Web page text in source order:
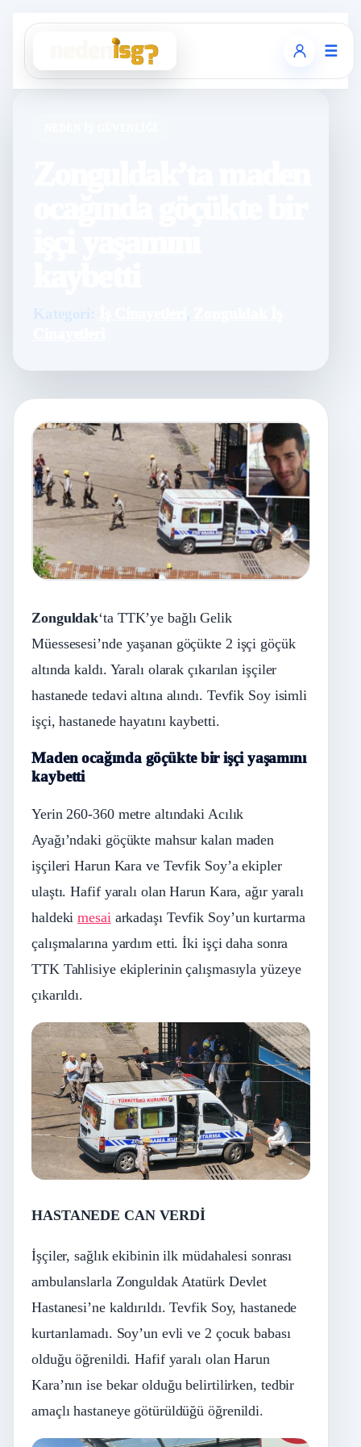
☰
Kategori: ,
Zonguldak‘ta TTK’ye bağlı Gelik
Müessesesi’nde yaşanan göçükte 2 işçi göçük
altında kaldı. Yaralı olarak çıkarılan işçiler
hastanede tedavi altına alındı. Tevfik Soy isimli
işçi, hastanede hayatını kaybetti.
Maden ocağında göçükte bir işçi yaşamını
kaybetti
Yerin 260-360 metre altındaki Acılık
Ayağı’ndaki göçükte mahsur kalan maden
işçileri Harun Kara ve Tevfik Soy’a ekipler
ulaştı. Hafif yaralı olan Harun Kara, ağır yaralı
haldekimesaiarkadaşı Tevfik Soy’un kurtarma
çalışmalarına yardım etti. İki işçi daha sonra
TTK Tahlisiye ekiplerinin çalışmasıyla yüzeye
çıkarıldı.
HASTANEDE CAN VERDİ
İşçiler, sağlık ekibinin ilk müdahalesi sonrası
ambulanslarla Zonguldak Atatürk Devlet
Hastanesi’ne kaldırıldı. Tevfik Soy, hastanede
kurtarılamadı. Soy’un evli ve 2 çocuk babası
olduğu öğrenildi. Hafif yaralı olan Harun
Kara’nın ise bekar olduğu belirtilirken, tedbir
amaçlı hastaneye götürüldüğü öğrenildi.